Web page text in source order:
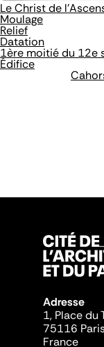
Le Christ de
Moulage
Relief
Datation
1ère moitié du 12e
Édifice
Adresse
1, Place
75116
France